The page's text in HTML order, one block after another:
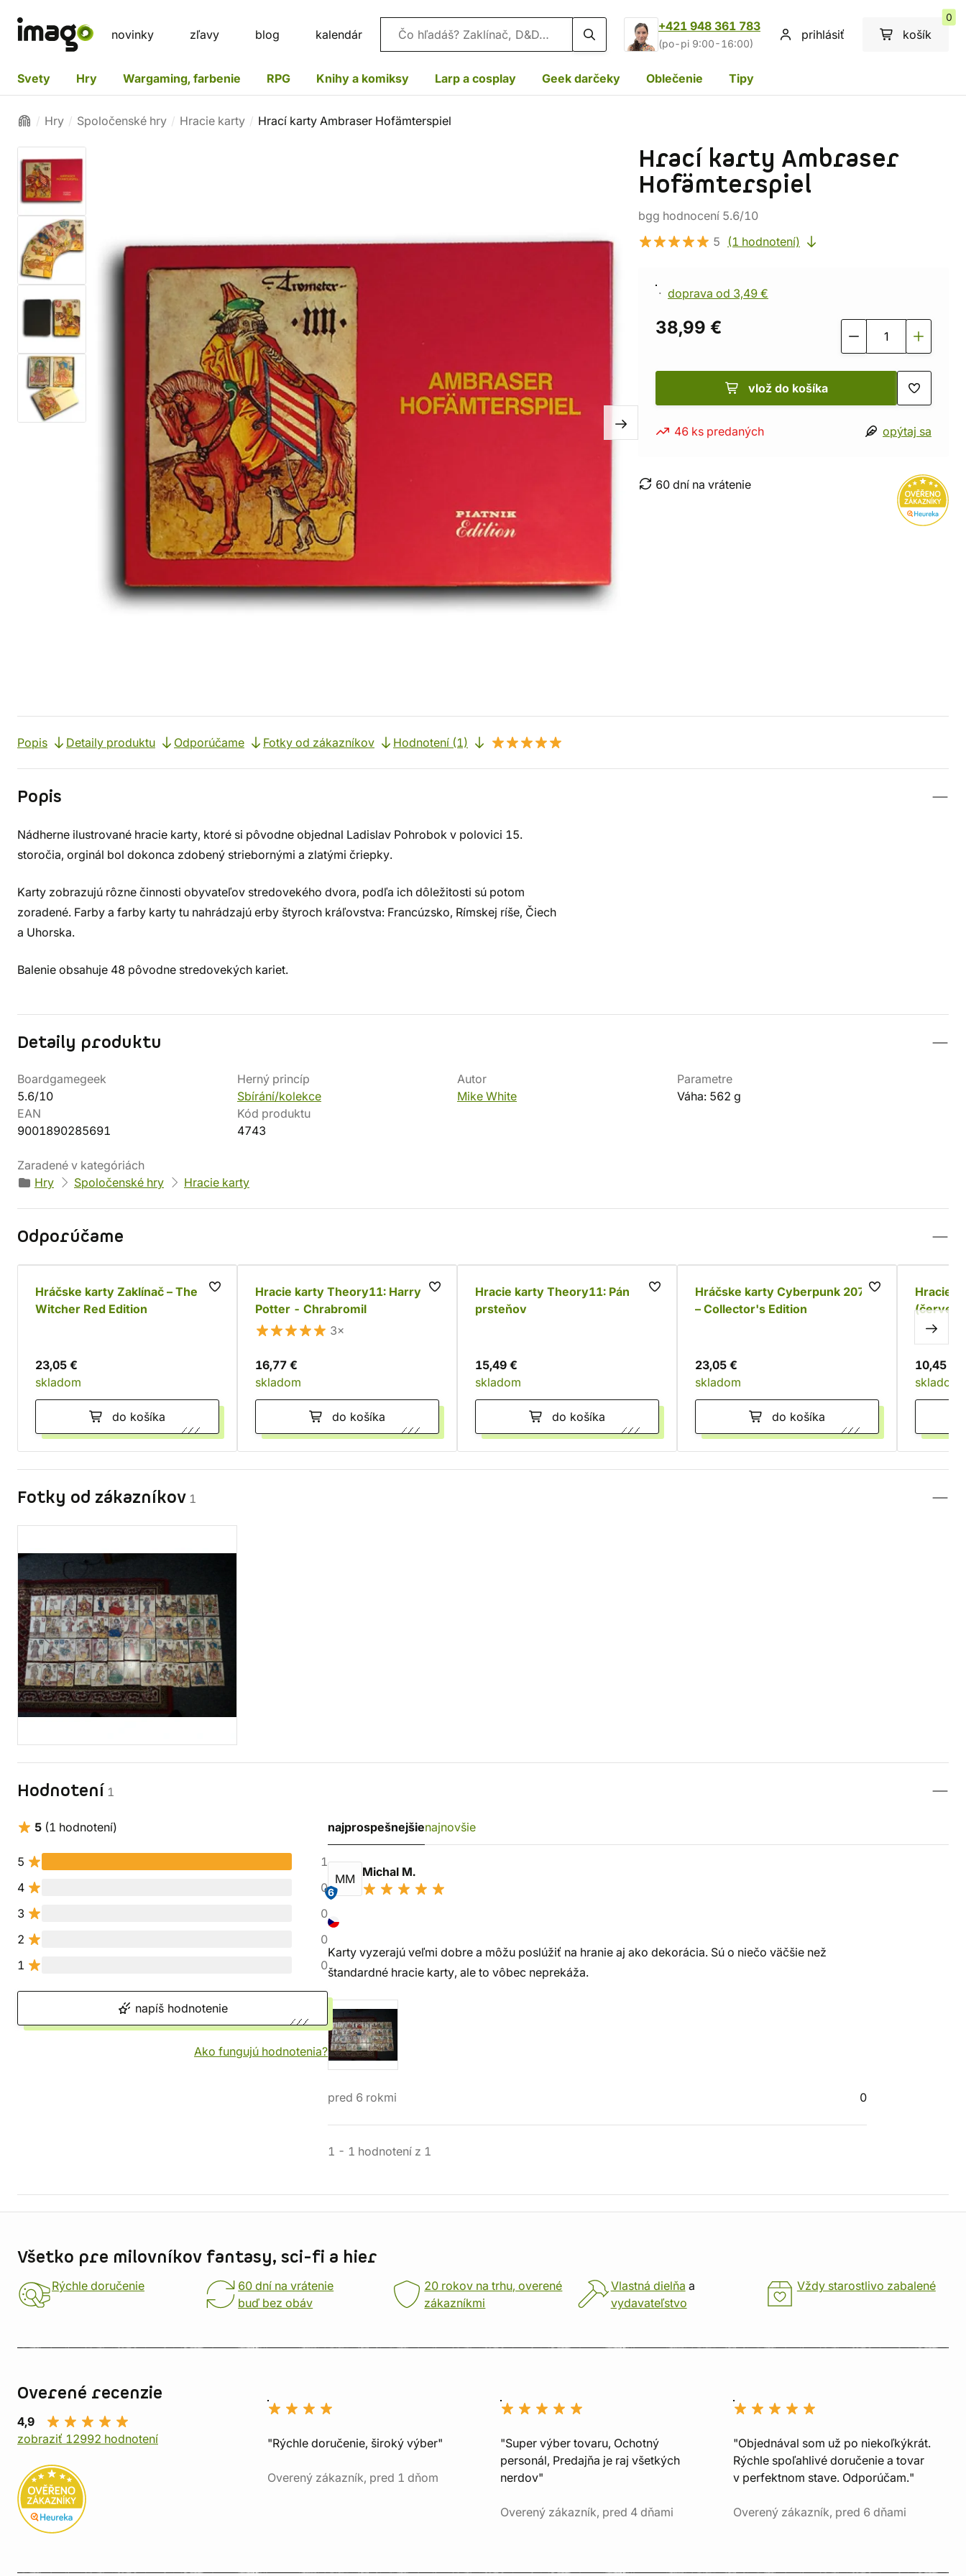
novinky zľavy blog kalendár Vyhľadávanie
+421 948 361 783
(po-pi 9:00-16:00)
prihlásiť košík
0
Svety Hry Wargaming, farbenie RPG Knihy a komiksy Larp a cosplay Geek darčeky Oblečenie Tipy
Hry Spoločenské hry Hracie karty Hrací karty Ambraser Hofämterspiel
Hrací karty Ambraser
Hofämterspiel
bgg hodnocení 5.6/10
5
(1 hodnotení)
doprava od 3,49 €
38,99 €
vlož do košíka
46 ks predaných opýtaj sa
60 dní na vrátenie
Popis Detaily produktu Odporúčame Fotky od zákazníkov Hodnotení (1)
Popis
Nádherne ilustrované hracie karty, ktoré si pôvodne objednal Ladislav Pohrobok v polovici 15.
storočia, orginál bol dokonca zdobený striebornými a zlatými čriepky.
Karty zobrazujú rôzne činnosti obyvateľov stredovekého dvora, podľa ich dôležitosti sú potom
zoradené. Farby a farby karty tu nahrádzajú erby štyroch kráľovstva: Francúzsko, Rímskej ríše, Čiech
a Uhorska.
Balenie obsahuje 48 pôvodne stredovekých kariet.
Detaily produktu
Boardgamegeek
5.6/10
Herný princíp
Sbírání/kolekce
Autor
Mike White
Parametre
Váha: 562 g
EAN
9001890285691
Kód produktu
4743
Zaradené v kategóriách
Hry
Spoločenské hry Hracie karty
Odporúčame
Hráčske karty Zaklínač – The
Witcher Red Edition
23,05 €
skladom
do košíka
Hracie karty Theory11: Harry
Potter - Chrabromil
3×
16,77 €
skladom
do košíka
Hracie karty Theory11: Pán
prsteňov
15,49 €
skladom
do košíka
Hráčske karty Cyberpunk 2077
– Collector's Edition
23,05 €
skladom
do košíka
Hracie
10,45 €
skladom
Fotky od zákazníkov 1
Hodnotení 1
5 (1 hodnotení)
5
1
4
0
3
0
2
0
1
0
napíš hodnotenie
Ako fungujú hodnotenia?
najprospešnejšienajnovšie
MM
6
Michal M.
Karty vyzerajú veľmi dobre a môžu poslúžiť na hranie aj ako dekorácia. Sú o niečo väčšie než
štandardné hracie karty, ale to vôbec neprekáža.
pred 6 rokmi 0
1 - 1 hodnotení z 1
Všetko pre milovníkov fantasy, sci-fi a hier
Rýchle doručenie
60 dní na vrátenie
buď bez obáv
20 rokov na trhu, overené
zákazníkmi
Vlastná dielňa a
vydavateľstvo
Vždy starostlivo zabalené
Overené recenzie
4,9
zobraziť 12992 hodnotení
"Rýchle doručenie, široký výber"
Overený zákazník, pred 1 dňom
"Super výber tovaru, Ochotný
personál, Predajňa je raj všetkých
nerdov"
Overený zákazník, pred 4 dňami
"Objednával som už po niekoľkýkrát.
Rýchle spoľahlivé doručenie a tovar
v perfektnom stave. Odporúčam."
Overený zákazník, pred 6 dňami